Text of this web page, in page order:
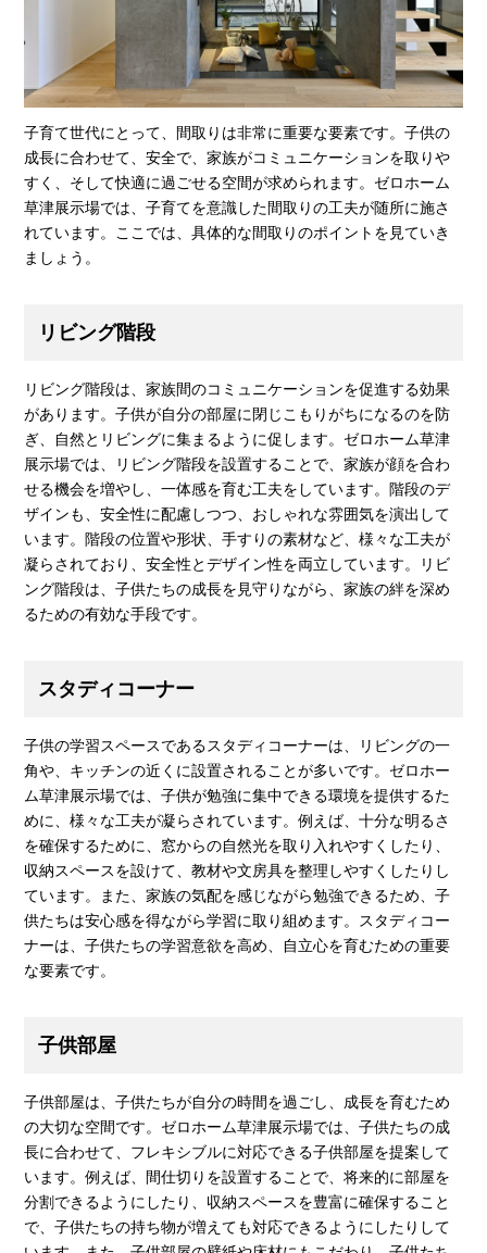
子育て世代にとって、間取りは非常に重要な要素です。子供の
成長に合わせて、安全で、家族がコミュニケーションを取りや
すく、そして快適に過ごせる空間が求められます。ゼロホーム
草津展示場では、子育てを意識した間取りの工夫が随所に施さ
れています。ここでは、具体的な間取りのポイントを見ていき
ましょう。
リビング階段
リビング階段は、家族間のコミュニケーションを促進する効果
があります。子供が自分の部屋に閉じこもりがちになるのを防
ぎ、自然とリビングに集まるように促します。ゼロホーム草津
展示場では、リビング階段を設置することで、家族が顔を合わ
せる機会を増やし、一体感を育む工夫をしています。階段のデ
ザインも、安全性に配慮しつつ、おしゃれな雰囲気を演出して
います。階段の位置や形状、手すりの素材など、様々な工夫が
凝らされており、安全性とデザイン性を両立しています。リビ
ング階段は、子供たちの成長を見守りながら、家族の絆を深め
るための有効な手段です。
スタディコーナー
子供の学習スペースであるスタディコーナーは、リビングの一
角や、キッチンの近くに設置されることが多いです。ゼロホー
ム草津展示場では、子供が勉強に集中できる環境を提供するた
めに、様々な工夫が凝らされています。例えば、十分な明るさ
を確保するために、窓からの自然光を取り入れやすくしたり、
収納スペースを設けて、教材や文房具を整理しやすくしたりし
ています。また、家族の気配を感じながら勉強できるため、子
供たちは安心感を得ながら学習に取り組めます。スタディコー
ナーは、子供たちの学習意欲を高め、自立心を育むための重要
な要素です。
子供部屋
子供部屋は、子供たちが自分の時間を過ごし、成長を育むため
の大切な空間です。ゼロホーム草津展示場では、子供たちの成
長に合わせて、フレキシブルに対応できる子供部屋を提案して
います。例えば、間仕切りを設置することで、将来的に部屋を
分割できるようにしたり、収納スペースを豊富に確保すること
で、子供たちの持ち物が増えても対応できるようにしたりして